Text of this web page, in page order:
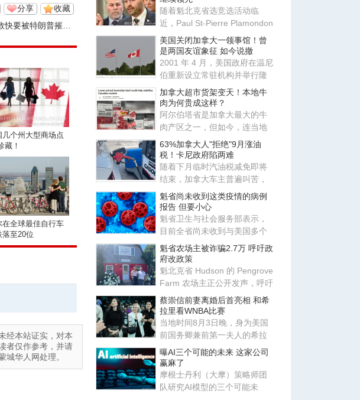
收藏
分享
毁的加拿大汽车产业 ...
几个州大型商场点
藏！
在全球最佳自行车
落至20位
经本站证实，对本
者仅作参考，并请
华人网处理。
随着魁北克省选竞选活动临
近，Paul St-Pierre Plamondon
领导的 Parti Québécois（P
美国关闭加拿大一领事馆！曾
是两国友谊象征 如今说撤
2001 年 4 月，美国政府在温尼
伯重新设立常驻机构并举行隆
重揭幕仪式，称其为两国友谊
加拿大超市货架变天！本地牛
肉为何贵成这样？
阿尔伯塔省是加拿大最大的牛
肉产区之一，但如今，连当地
超市里的“价格优势”也正在被
63%加拿大人"拒绝"9月涨油
税！卡尼政府陷两难
随着下月临时汽油税减免即将
结束，加拿大车主普遍叫苦，
绝大多数受访者希望联邦政府
将
魁省尚未收到这类疫情的病例
报告 但要小心
魁省卫生与社会服务部表示，
目前全省尚未收到与美国多个
州因生菜引发的隐孢子虫病
（Cy
魁省农场主被诈骗2.7万 呼吁政
府改政策
魁北克省 Hudson 的 Pengrove
Farm 农场主正公开发声，呼吁
修改相关政策以保护小企业
蔡崇信前妻离婚后首亮相 和希
拉里看WNBA比赛
当地时间8月3日晚，身为美国
前国务卿兼前第一夫人的希拉
里·克林顿，出现在纽约巴克莱
曝AI三个可能的未来 这家公司
赢麻了
摩根士丹利（大摩）策略师团
队研究AI模型的三个可能未